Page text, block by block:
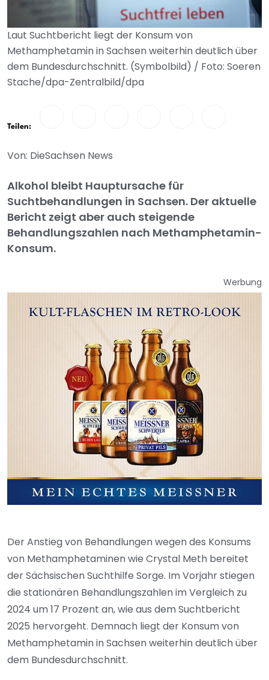
Laut Suchtbericht liegt der Konsum von
Methamphetamin in Sachsen weiterhin deutlich über
dem Bundesdurchschnitt. (Symbolbild) / Foto: Soeren
Stache/dpa-Zentralbild/dpa
Teilen:
Von: DieSachsen News
Alkohol bleibt Hauptursache für
Suchtbehandlungen in Sachsen. Der aktuelle
Bericht zeigt aber auch steigende
Behandlungszahlen nach Methamphetamin-
Konsum.
Werbung
Der Anstieg von Behandlungen wegen des Konsums
von Methamphetaminen wie Crystal Meth bereitet
der Sächsischen Suchthilfe Sorge. Im Vorjahr stiegen
die stationären Behandlungszahlen im Vergleich zu
2024 um 17 Prozent an, wie aus dem Suchtbericht
2025 hervorgeht. Demnach liegt der Konsum von
Methamphetamin in Sachsen weiterhin deutlich über
dem Bundesdurchschnitt.